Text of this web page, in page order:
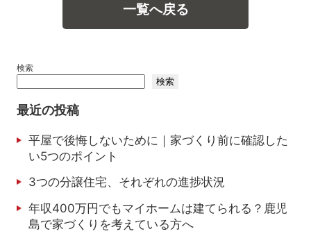
一覧へ戻る
検索
検索
最近の投稿
平屋で後悔しないために｜家づくり前に確認した
い5つのポイント
3つの分譲住宅、それぞれの進捗状況
年収400万円でもマイホームは建てられる？鹿児
島で家づくりを考えている方へ